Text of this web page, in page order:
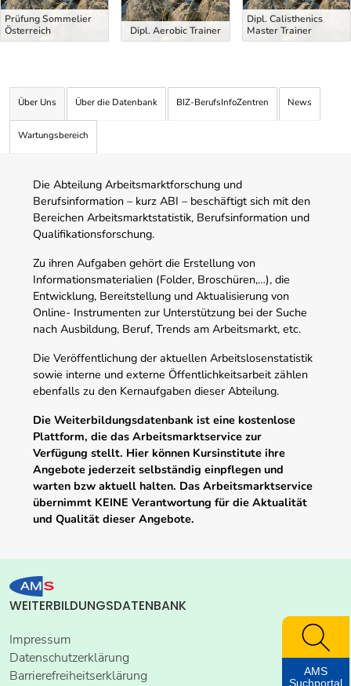
Prüfung Sommelier
Österreich
Dipl. Aerobic Trainer
Dipl. Calisthenics
Master Trainer
Über Uns Über die Datenbank BIZ-BerufsInfoZentren News
Wartungsbereich
Die Abteilung Arbeitsmarktforschung und
Berufsinformation – kurz ABI – beschäftigt sich mit den
Bereichen Arbeitsmarktstatistik, Berufsinformation und
Qualifikationsforschung.
Zu ihren Aufgaben gehört die Erstellung von
Informationsmaterialien (Folder, Broschüren,…), die
Entwicklung, Bereitstellung und Aktualisierung von
Online- Instrumenten zur Unterstützung bei der Suche
nach Ausbildung, Beruf, Trends am Arbeitsmarkt, etc.
Die Veröffentlichung der aktuellen Arbeitslosenstatistik
sowie interne und externe Öffentlichkeitsarbeit zählen
ebenfalls zu den Kernaufgaben dieser Abteilung.
Die Weiterbildungsdatenbank ist eine kostenlose
Plattform, die das Arbeitsmarktservice zur
Verfügung stellt. Hier können Kursinstitute ihre
Angebote jederzeit selbständig einpflegen und
warten bzw aktuell halten. Das Arbeitsmarktservice
übernimmt KEINE Verantwortung für die Aktualität
und Qualität dieser Angebote.
WEITERBILDUNGSDATENBANK
Impressum
Datenschutzerklärung
Barrierefreiheitserklärung
AMS
Suchportal